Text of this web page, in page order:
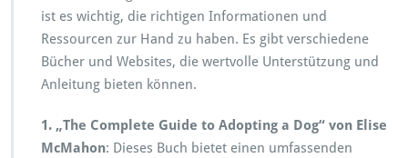
ist es wichtig, die richtigen Informationen und
Ressourcen zur Hand zu haben. Es gibt verschiedene
Bücher und Websites, die wertvolle Unterstützung und
Anleitung bieten können.
1. „The Complete Guide to Adopting a Dog“ von Elise
McMahon: Dieses Buch bietet einen umfassenden